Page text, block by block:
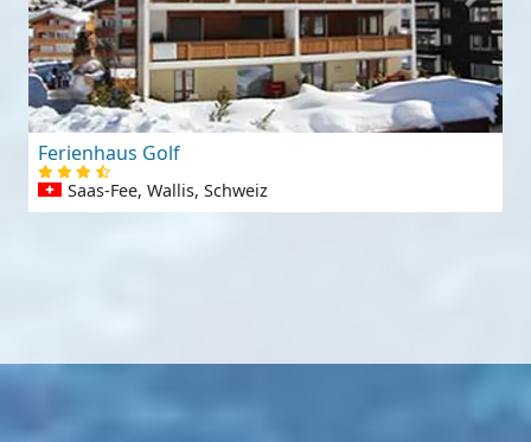
Ferienhaus Golf
Saas-Fee, Wallis, Schweiz